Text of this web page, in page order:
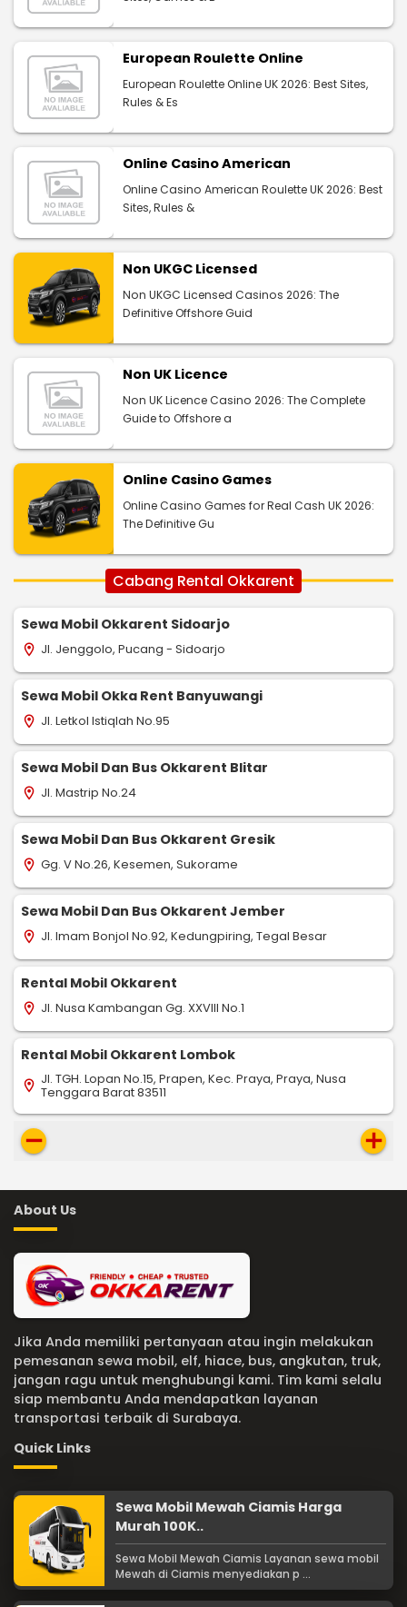
European Roulette Online
European Roulette Online UK 2026: Best Sites,
Rules & Es
Online Casino American
Online Casino American Roulette UK 2026: Best
Sites, Rules &
Non UKGC Licensed
Non UKGC Licensed Casinos 2026: The
Definitive Offshore Guid
Non UK Licence
Non UK Licence Casino 2026: The Complete
Guide to Offshore a
Online Casino Games
Online Casino Games for Real Cash UK 2026:
The Definitive Gu
Cabang Rental Okkarent
Sewa Mobil Okkarent Sidoarjo
location_on Jl. Jenggolo, Pucang - Sidoarjo
Sewa Mobil Okka Rent Banyuwangi
location_on Jl. Letkol Istiqlah No.95
Sewa Mobil Dan Bus Okkarent Blitar
location_on Jl. Mastrip No.24
Sewa Mobil Dan Bus Okkarent Gresik
location_on Gg. V No.26, Kesemen, Sukorame
Sewa Mobil Dan Bus Okkarent Jember
location_on Jl. Imam Bonjol No.92, Kedungpiring, Tegal Besar
Rental Mobil Okkarent
location_on Jl. Nusa Kambangan Gg. XXVIII No.1
Rental Mobil Okkarent Lombok
location_on Jl. TGH. Lopan No.15, Prapen, Kec. Praya, Praya, Nusa
Tenggara Barat 83511
remove add
About Us
Jika Anda memiliki pertanyaan atau ingin melakukan
pemesanan sewa mobil, elf, hiace, bus, angkutan, truk,
jangan ragu untuk menghubungi kami. Tim kami selalu
siap membantu Anda mendapatkan layanan
transportasi terbaik di Surabaya.
Quick Links
Sewa Mobil Mewah Ciamis Harga
Murah 100K..
Sewa Mobil Mewah Ciamis Layanan sewa mobil
Mewah di Ciamis menyediakan p ...